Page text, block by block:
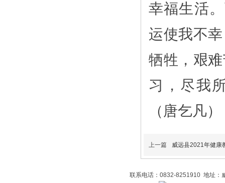
幸福生活
运使我不
牺牲，艰
习，尽我
（唐乞凡）
上一篇 威远县2021年健康
联系电话：0832-8251910 地址